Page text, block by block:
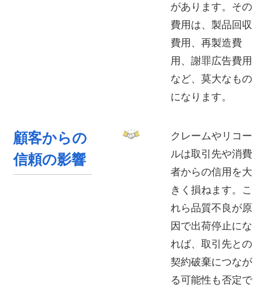
があります。その
費用は、製品回収
費用、再製造費
用、謝罪広告費用
など、莫大なもの
になります。
顧客からの
信頼の影響
クレームやリコー
ルは取引先や消費
者からの信用を大
きく損ねます。こ
れら品質不良が原
因で出荷停止にな
れば、取引先との
契約破棄につなが
る可能性も否定で